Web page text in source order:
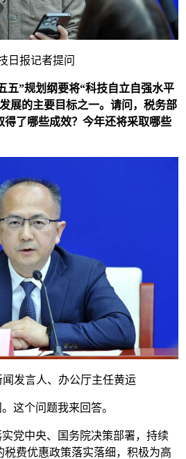
日报记者提问
五”规划纲要将“科技自立自强水平
展的主要目标之一。请问，税务部
得了哪些成效？今年还将采取哪些
闻发言人、办公厅主任黄运
这个问题我来回答。
党中央、国务院决策部署，持续
费优惠政策落实落细，积极为高